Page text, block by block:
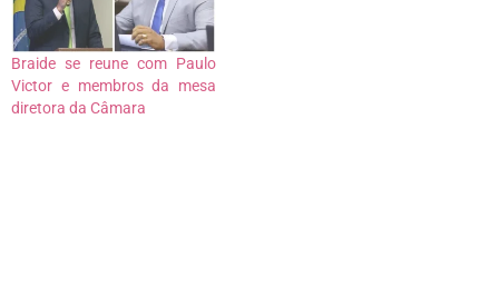
Braide se reune com Paulo
Victor e membros da mesa
diretora da Câmara